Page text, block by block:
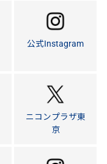
公式Instagram
ニコンプラザ東
京